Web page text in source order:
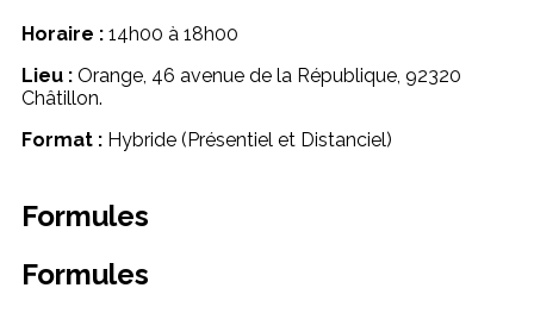
Horaire : 14h00 à 18h00
Lieu : Orange, 46 avenue de la République, 92320
Châtillon.
Format : Hybride (Présentiel et Distanciel)
Formules
Formules